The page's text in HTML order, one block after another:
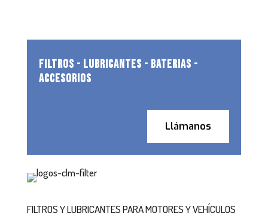
FILTROS - LUBRICANTES - BATERIAS -
ACCESORIOS
Llámanos
FILTROS Y LUBRICANTES PARA MOTORES Y VEHÍCULOS